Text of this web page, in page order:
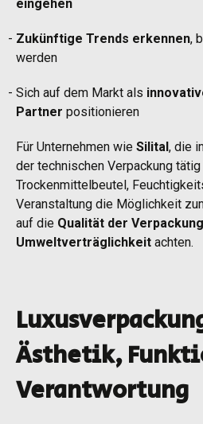
eingehen
Zukünftige Trends erkennen,
werden
Sich auf dem Markt als
Partner positionieren
Für Unternehmen wie Silital, die
der technischen Verpackung tätig
Trockenmittelbeutel,
Veranstaltung die Möglichkeit
auf die Qualität der Verpackung
Umweltverträglichkeit achten.
Ästhetik,
Verantwortung